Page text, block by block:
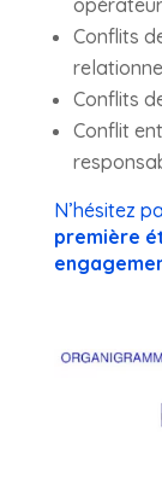
Conflits
Conflits
Conflit
N’hésitez
première